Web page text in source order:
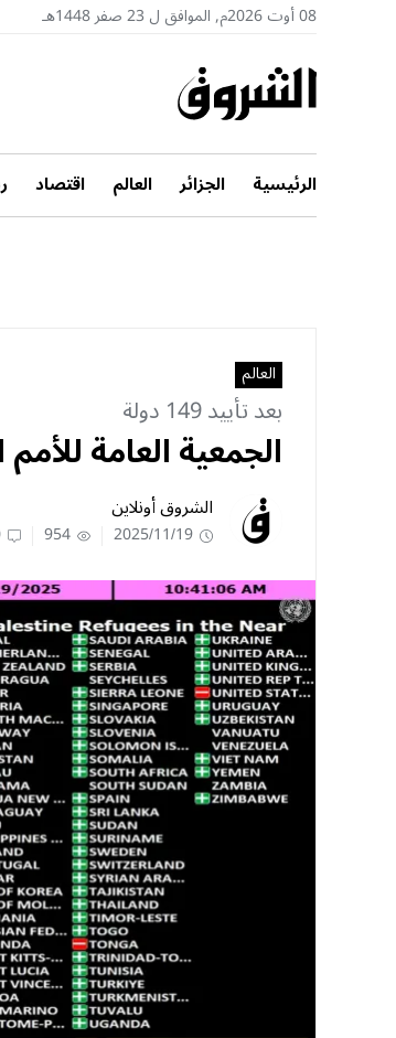
08 أوت 2026م, الموافق ل 23 صفر 1448هـ
الرئيسية الجزائر العالم اقتصاد
العالم
بعد تأييد 149 دولة
الجمعية العامة للأمم
الشروق أونلاين
2025/11/19
954